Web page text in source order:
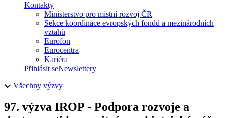
Kontakty
Ministerstvo pro místní rozvoj ČR
Sekce koordinace evropských fondů a mezinárodních
vztahů
Eurofon
Eurocentra
Kariéra
Přihlásit seNewslettery
Všechny výzvy
97. výzva IROP - Podpora rozvoje a